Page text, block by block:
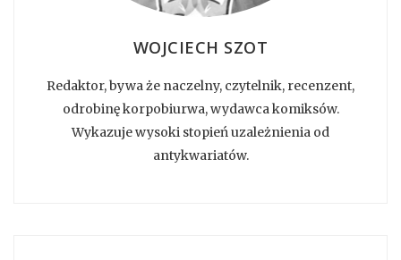
WOJCIECH SZOT
Redaktor, bywa że naczelny, czytelnik, recenzent,
odrobinę korpobiurwa, wydawca komiksów.
Wykazuje wysoki stopień uzależnienia od
antykwariatów.